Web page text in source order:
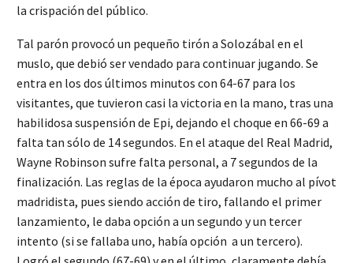
la crispación del público.
Tal parón provocó un pequeño tirón a Solozábal en el
muslo, que debió ser vendado para continuar jugando. Se
entra en los dos últimos minutos con 64-67 para los
visitantes, que tuvieron casi la victoria en la mano, tras una
habilidosa suspensión de Epi, dejando el choque en 66-69 a
falta tan sólo de 14 segundos. En el ataque del Real Madrid,
Wayne Robinson sufre falta personal, a 7 segundos de la
finalización. Las reglas de la época ayudaron mucho al pívot
madridista, pues siendo acción de tiro, fallando el primer
lanzamiento, le daba opción a un segundo y un tercer
intento (si se fallaba uno, había opción a un tercero).